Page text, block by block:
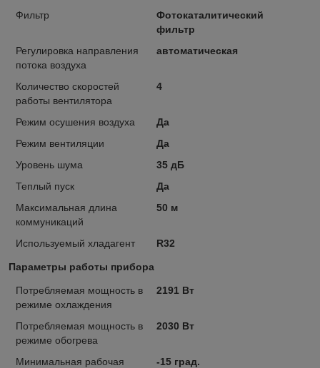
Фильтр
Фотокаталитический
фильтр
Регулировка направления
потока воздуха
автоматическая
Количество скоростей
работы вентилятора
4
Режим осушения воздуха
Да
Режим вентиляции
Да
Уровень шума
35 дБ
Теплый пуск
Да
Максимальная длина
коммуникаций
50 м
Используемый хладагент R32
Параметры работы прибора
Потребляемая мощность в
режиме охлаждения
2191 Вт
Потребляемая мощность в
режиме обогрева
2030 Вт
Минимальная рабочая
-15 град.